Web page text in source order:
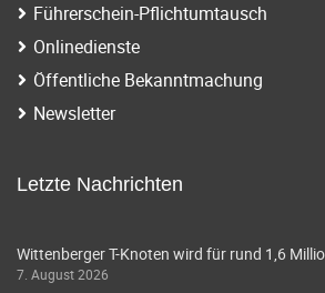
Führerschein-Pflichtumtausch
Onlinedienste
Öffentliche Bekanntmachung
Newsletter
Letzte Nachrichten
Wittenberger T-Knoten wird für rund 1,6
7. August 2026